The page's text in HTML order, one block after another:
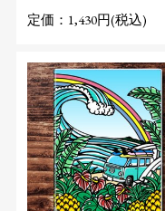
定価：1,430円(税込)